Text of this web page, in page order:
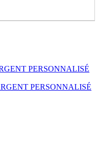
PERSONNALISÉ
PERSONNALISÉ